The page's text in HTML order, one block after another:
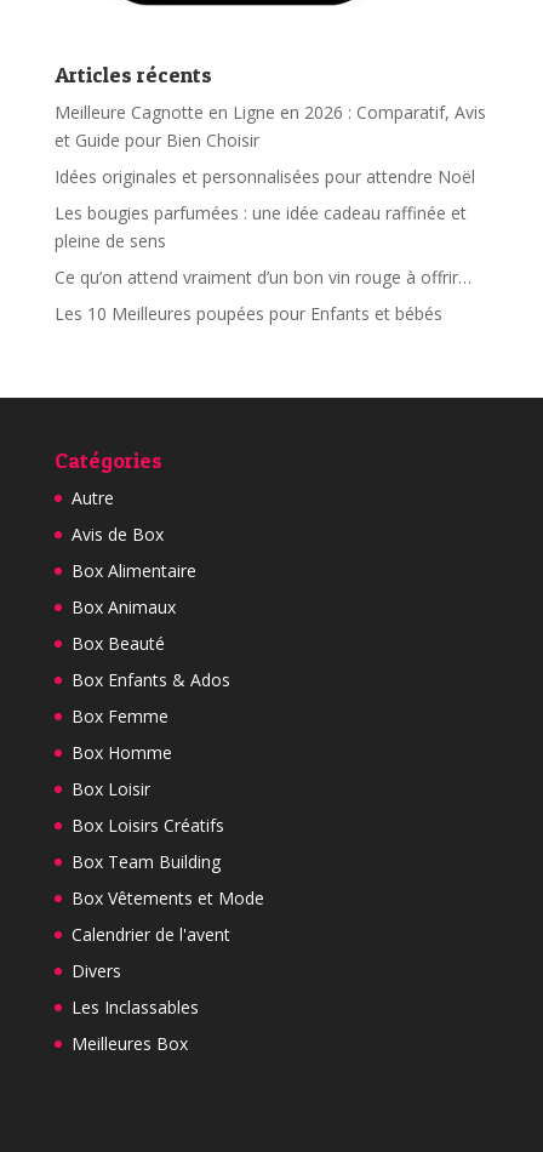
Articles récents
Meilleure Cagnotte en Ligne en 2026 : Comparatif, Avis
et Guide pour Bien Choisir
Idées originales et personnalisées pour attendre Noël
Les bougies parfumées : une idée cadeau raffinée et
pleine de sens
Ce qu’on attend vraiment d’un bon vin rouge à offrir…
Les 10 Meilleures poupées pour Enfants et bébés
Catégories
Autre
Avis de Box
Box Alimentaire
Box Animaux
Box Beauté
Box Enfants & Ados
Box Femme
Box Homme
Box Loisir
Box Loisirs Créatifs
Box Team Building
Box Vêtements et Mode
Calendrier de l'avent
Divers
Les Inclassables
Meilleures Box